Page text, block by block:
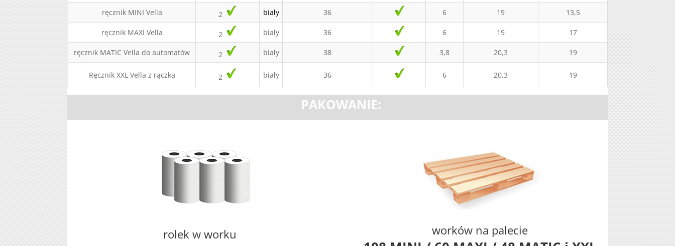
ręcznik MINI Vella
2 biały 36 6 19 13,5
ręcznik MAXI Vella 2 biały 36 6 19 17
ręcznik MATIC Vella do automatów 2 biały 38 3,8 20,3 19
Ręcznik XXL Vella z rączką 2 biały 36 6 20,3 19
PAKOWANIE:
rolek w worku worków na palecie